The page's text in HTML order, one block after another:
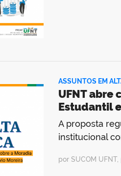
ASSUNTOS EM
UFNT abre
Estudantil
A proposta
institucional
por SUCOM